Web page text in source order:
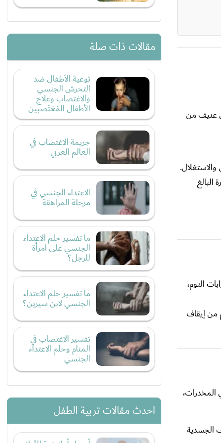
عنيف من
النوم،
من إيقاف
المخدرات،
الجسدية
مقالات ذات صلة
توعية الأطفال ضد
التحرش الجنسي
والاغتصاب وعلاج
الأطفال المُغتَصبين
جريمة الاغتصاب في
العالم العربي
الاعتداء الجنسي في
مرحلة المراهقة
ما تفسير حلم الاعتداء
الجنسي على امرأة
للرجل؟
ما تفسير حلم الاعتداء
الجنسي لابن سيرين؟
تفسير الاغتصاب في
المنام وحلم الاعتداء
الجنسي
احدث مقالات تربية الطفل